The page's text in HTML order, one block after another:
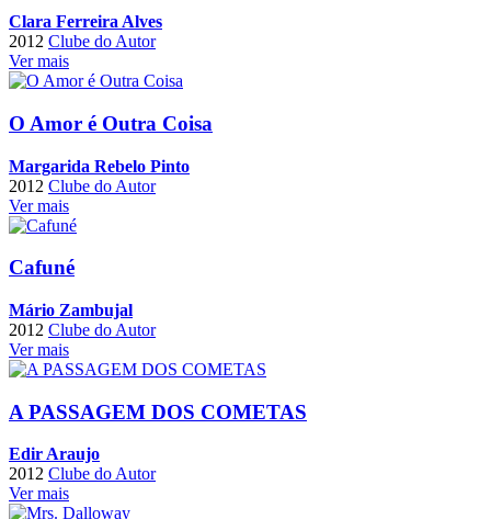
Clara Ferreira Alves
2012 Clube do Autor
Ver mais
O Amor é Outra Coisa
Margarida Rebelo Pinto
2012 Clube do Autor
Ver mais
Cafuné
Mário Zambujal
2012 Clube do Autor
Ver mais
A PASSAGEM DOS COMETAS
Edir Araujo
2012 Clube do Autor
Ver mais